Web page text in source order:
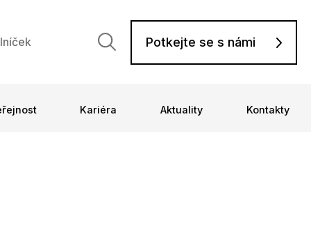
Potkejte se s námi
Kariéra Aktuality Kontakty